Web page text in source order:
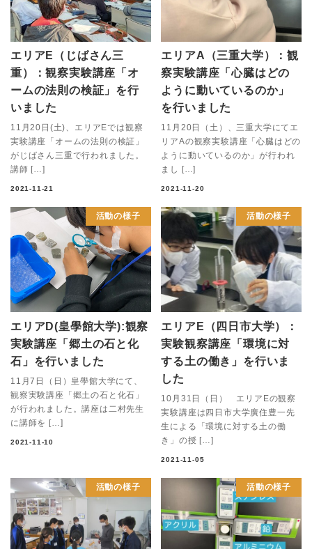
エリアE（じばさん三
重）：観察実験講座「オ
ームの法則の検証」を行
いました
11月20日(土)、エリアEでは観察
実験講座「オームの法則の検証」
がじばさん三重で行われました。
講師 […]
2021-11-21
エリアA（三重大学）：観
察実験講座「心臓はどの
ように動いているのか」
を行いました
11月20日（土）、三重大学にてエ
リアAの観察実験講座「心臓はどの
ように動いているのか」が行われ
まし […]
2021-11-20
活動の様子
エリアD(皇學館大学):観察
実験講座「郷土の石と化
石」を行いました
11月7日（日）皇學館大学にて、
観察実験講座「郷土の石と化石」
が行われました。講座は二村先生
に講師を […]
2021-11-10
活動の様子
エリアE（四日市大学）：
実験観察講座「環境に対
する土の働き」を行いま
した
10月31日（日） エリアEの観察
実験講座は四日市大学廣住豊一先
生による「環境に対する土の働
き」の授 […]
2021-11-05
活動の様子 活動の様子